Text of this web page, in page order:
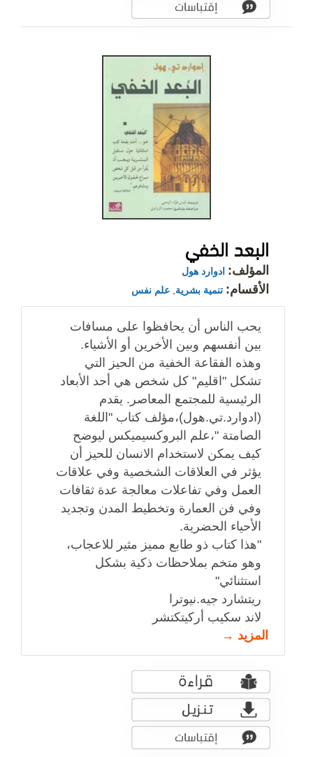
البعد الخفي
المؤلف: ادوارد هول
الأقسام: تنمية بشرية علم نفس
يحب الناس أن يحافظوا على مسافات
بين أنفسهم وبين الأخرين أو الأشياء.
وهذه الفقاعة الخفية من الحيز التي
تشكل "اقليم" كل شخص هي أحد الأبعاد
الرئيسية للمجتمع المعاصر. يقدم
(ادوارد.تي.هول)،مؤلف كتاب "اللغة
الصامتة "،علم البروكسيميكس ليوضح
كيف يمكن لاستخدام الانسان للحيز أن
يؤثر في العلاقات الشخصية وفي علاقات
العمل وفي تفاعلات معالجة عدة ثقافات
وفي فن العمارة وتخطيط المدن وتجديد
الأحياء الحضرية.
"هذا كتاب ذو طابع مميز مثير للاعجاب،
وهو متخم بملاحظات ذكية بشكل
استثنائي"
ريتشارد جيه.نيوترا
لاند سكيب أركيتكتشر
المزيد →